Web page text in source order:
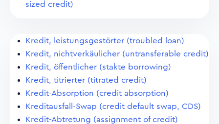
sized credit)
Kredit, leistungsgestörter (troubled loan)
Kredit, nichtverkäulicher (untransferable credit)
Kredit, öffentlicher (stakte borrowing)
Kredit, titrierter (titrated credit)
Kredit-Absorption (credit absorption)
Kreditausfall-Swap (credit default swap, CDS)
Kredit-Abtretung (assignment of credit)